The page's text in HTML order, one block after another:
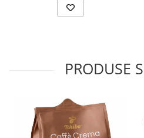
PRODUSE